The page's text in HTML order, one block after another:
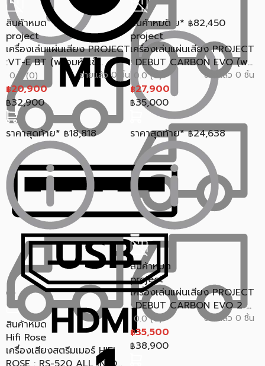
ราคาสุดท้าย* ฿82,450
สินค้าหมด
Hifi Rose
เครื่องเสียงสตรีมเมอร์ HIFI
สินค้าหมด
project
เครื่องเล่นแผ่นเสียง PROJECT
:VT-E BT (พร้อมหัวเข็...
0.0 (0) ขายแล้ว 0 ชิ้น
฿20,900
฿32,900
ราคาสุดท้าย* ฿18,818
สินค้าหมด
project
เครื่องเล่นแผ่นเสียง PROJECT
: DEBUT CARBON EVO (พ...
0.0 (0) ขายแล้ว 0 ชิ้น
฿27,900
฿35,000
ราคาสุดท้าย* ฿24,638
สินค้าหมด
project
เครื่องเล่นแผ่นเสียง PROJECT
: DEBUT CARBON EVO 2 ...
0.0 (0) ขายแล้ว 0 ชิ้น
฿35,500
฿38,900